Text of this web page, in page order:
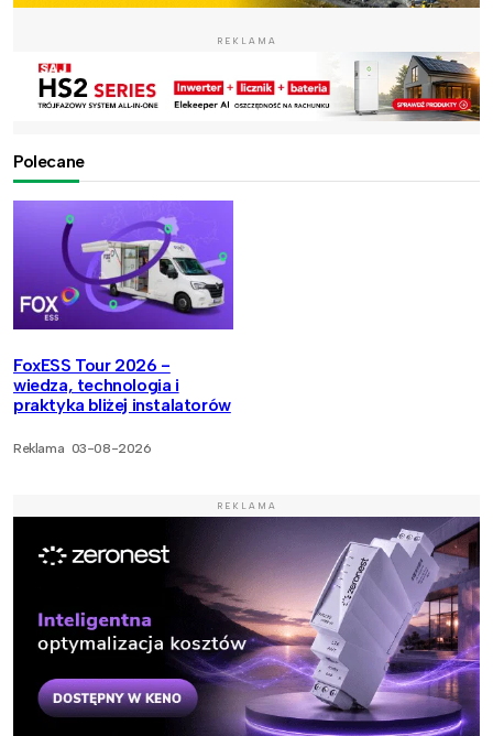
REKLAMA
Polecane
FoxESS Tour 2026 -
wiedza, technologia i
praktyka bliżej instalatorów
Reklama 03-08-2026
REKLAMA